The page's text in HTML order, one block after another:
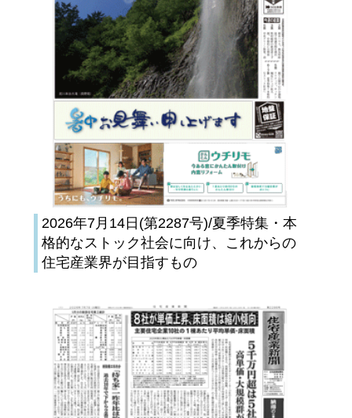
2026年7月14日(第2287号)/夏季特集・本
格的なストック社会に向け、これからの
住宅産業界が目指すもの